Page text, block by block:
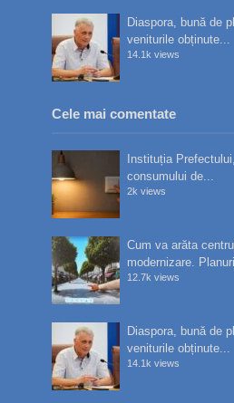
Diaspora, bună de
veniturile obținute...
14.1k views
Cele mai comentate
Instituția
consumului de...
2k views
Cum va arăta
modernizare.
12.7k views
Diaspora, bună de
veniturile obținute...
14.1k views